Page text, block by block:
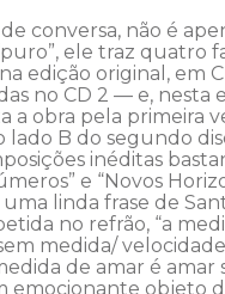
conversa, não é
ele traz quatro
edição original, em
no CD 2 — e, nesta
a obra pela primeira
lado B do segundo
inéditas
e “Novos
linda frase de
no refrão, “a
medida/
de amar é amar
emocionante objeto